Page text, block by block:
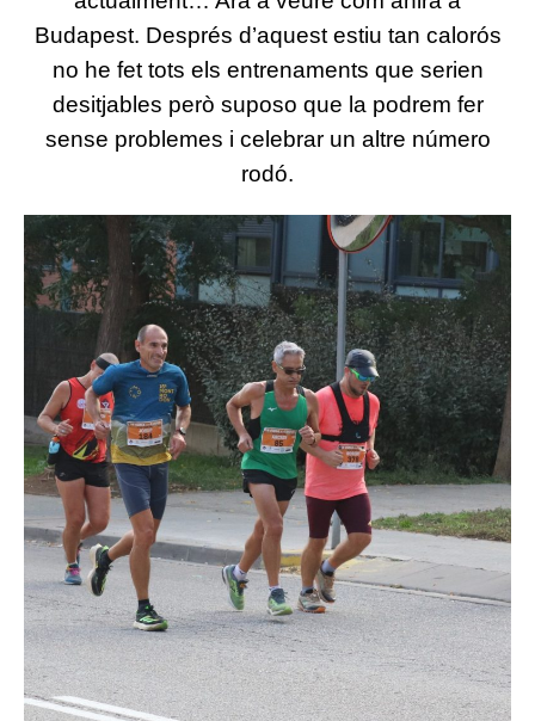
Budapest. Després d’aquest estiu tan calorós
no he fet tots els entrenaments que serien
desitjables però suposo que la podrem fer
sense problemes i celebrar un altre número
rodó.